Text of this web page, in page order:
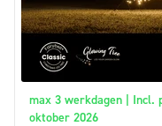
max 3 werkdagen | Incl.
oktober 2026